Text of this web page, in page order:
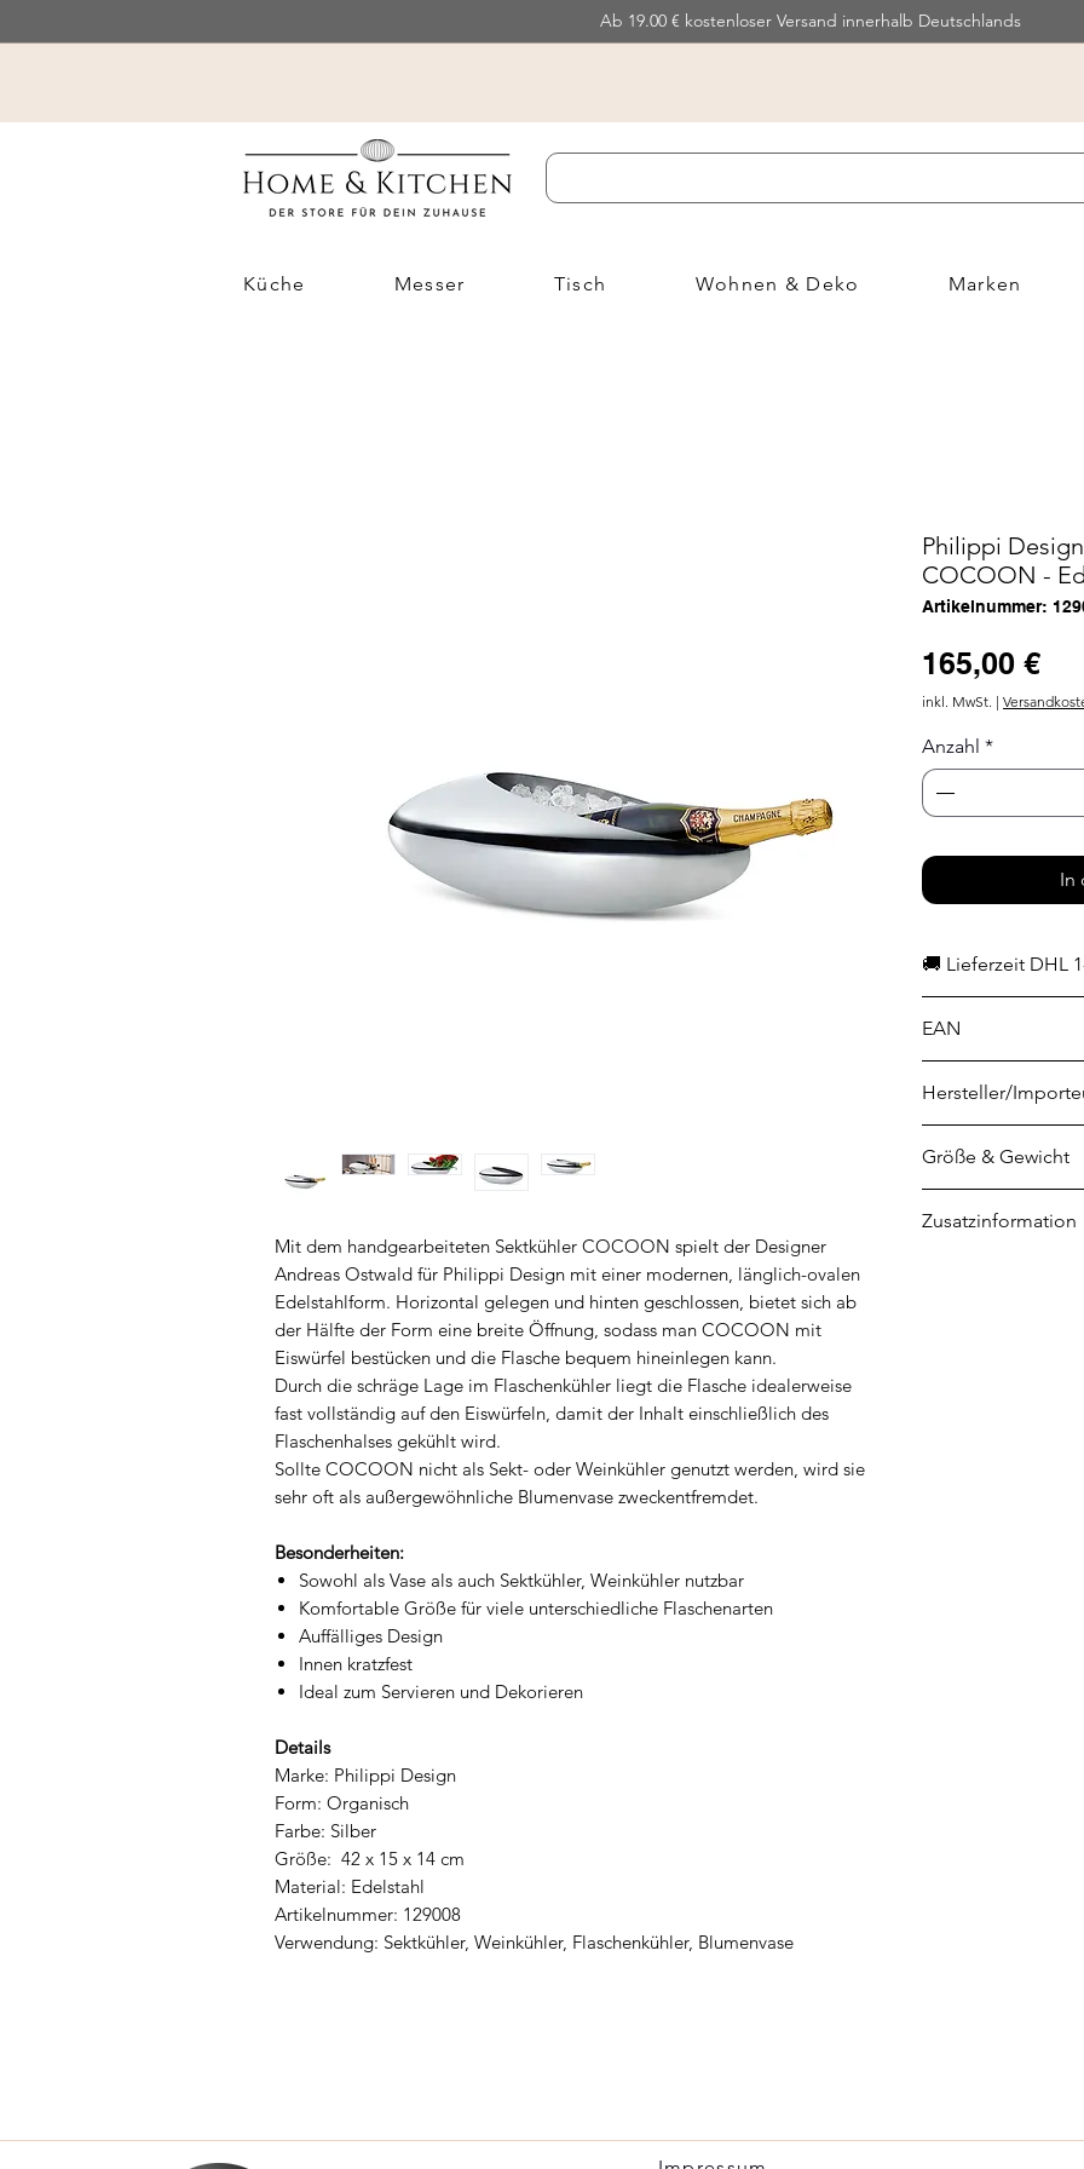
Ab 19.00 € kostenloser Versand innerhalb Deutschlands
Küche Messer Tisch Wohnen & Deko Marken
Mit dem handgearbeiteten Sektkühler COCOON spielt der Designer
Andreas Ostwald für Philippi Design mit einer modernen, länglich-ovalen
Edelstahlform. Horizontal gelegen und hinten geschlossen, bietet sich ab
der Hälfte der Form eine breite Öffnung, sodass man COCOON mit
Eiswürfel bestücken und die Flasche bequem hineinlegen kann.
Durch die schräge Lage im Flaschenkühler liegt die Flasche idealerweise
fast vollständig auf den Eiswürfeln, damit der Inhalt einschließlich des
Flaschenhalses gekühlt wird.
Sollte COCOON nicht als Sekt- oder Weinkühler genutzt werden, wird sie
sehr oft als außergewöhnliche Blumenvase zweckentfremdet.
Besonderheiten:
Sowohl als Vase als auch Sektkühler, Weinkühler nutzbar
Komfortable Größe für viele unterschiedliche Flaschenarten
Auffälliges Design
Innen kratzfest
Ideal zum Servieren und Dekorieren
Details
Marke: Philippi Design
Form: Organisch
Farbe: Silber
Größe: 42 x 15 x 14 cm
Material: Edelstahl
Artikelnummer: 129008
Verwendung: Sektkühler, Weinkühler, Flaschenkühler, Blumenvase
Philippi
COCOON -
Artikelnummer:
165,00 €
inkl. MwSt. |
Anzahl *
In
🚚 Lieferzeit DHL
EAN
Hersteller/
Am Redder 2
24558 Henstedt-
info@philippi.com
Größe & Gewicht
Breite 15 cm
Zusatzinformation